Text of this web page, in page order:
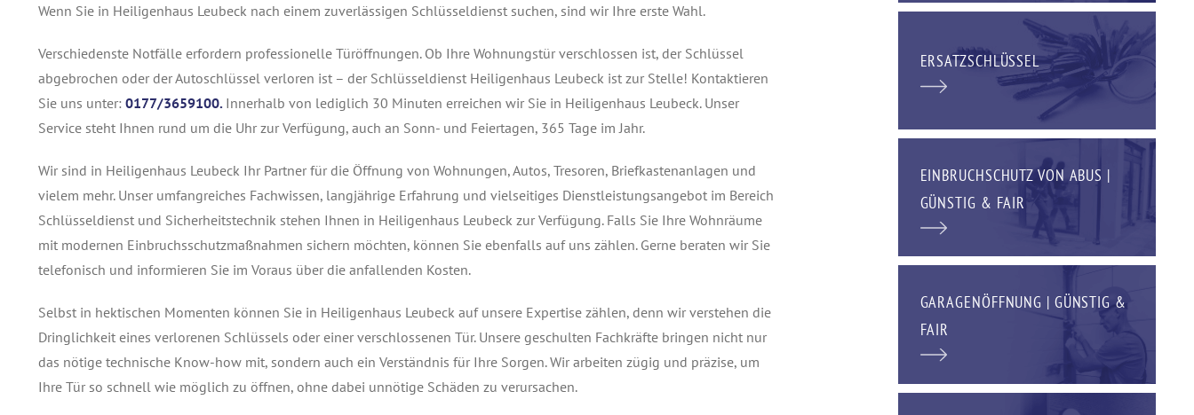
Wenn Sie in Heiligenhaus Leubeck nach einem zuverlässigen Schlüsseldienst suchen, sind wir Ihre erste Wahl.
Verschiedenste Notfälle erfordern professionelle Türöffnungen. Ob Ihre Wohnungstür verschlossen ist, der Schlüssel
abgebrochen oder der Autoschlüssel verloren ist – der Schlüsseldienst Heiligenhaus Leubeck ist zur Stelle! Kontaktieren
Sie uns unter: 0177/3659100. Innerhalb von lediglich 30 Minuten erreichen wir Sie in Heiligenhaus Leubeck. Unser
Service steht Ihnen rund um die Uhr zur Verfügung, auch an Sonn- und Feiertagen, 365 Tage im Jahr.
Wir sind in Heiligenhaus Leubeck Ihr Partner für die Öffnung von Wohnungen, Autos, Tresoren, Briefkastenanlagen und
vielem mehr. Unser umfangreiches Fachwissen, langjährige Erfahrung und vielseitiges Dienstleistungsangebot im Bereich
Schlüsseldienst und Sicherheitstechnik stehen Ihnen in Heiligenhaus Leubeck zur Verfügung. Falls Sie Ihre Wohnräume
mit modernen Einbruchsschutzmaßnahmen sichern möchten, können Sie ebenfalls auf uns zählen. Gerne beraten wir Sie
telefonisch und informieren Sie im Voraus über die anfallenden Kosten.
Selbst in hektischen Momenten können Sie in Heiligenhaus Leubeck auf unsere Expertise zählen, denn wir verstehen die
Dringlichkeit eines verlorenen Schlüssels oder einer verschlossenen Tür. Unsere geschulten Fachkräfte bringen nicht nur
das nötige technische Know-how mit, sondern auch ein Verständnis für Ihre Sorgen. Wir arbeiten zügig und präzise, um
Ihre Tür so schnell wie möglich zu öffnen, ohne dabei unnötige Schäden zu verursachen.
ERSATZSCHLÜSSEL
EINBRUCHSCHUTZ VON ABUS |
GÜNSTIG & FAIR
GARAGENÖFFNUNG | GÜNSTIG &
FAIR